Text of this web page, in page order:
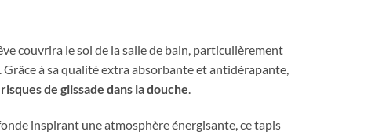
:
couvrira le sol de la salle de bain, particulièrement
Grâce à sa qualité extra absorbante et antidérapante,
de glissade dans la douche
inspirant une atmosphère énergisante, ce tapis